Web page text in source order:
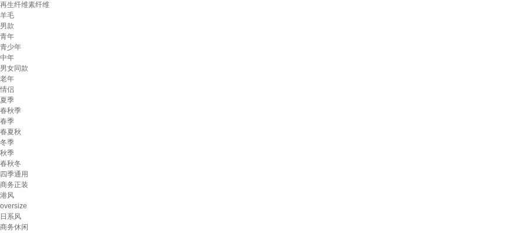
再生纤维素纤维
羊毛
男款
青年
青少年
中年
男女同款
老年
情侣
夏季
春秋季
春季
春夏秋
冬季
秋季
春秋冬
四季通用
商务正装
港风
oversize
日系风
商务休闲